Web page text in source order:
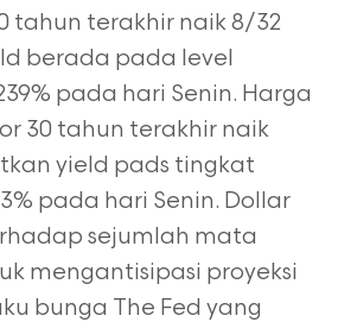
tahun terakhir naik 8/32
berada pada level
pada hari Senin. Harga
30 tahun terakhir naik
yield pads tingkat
pada hari Senin. Dollar
sejumlah mata
mengantisipasi proyeksi
bunga The Fed yang